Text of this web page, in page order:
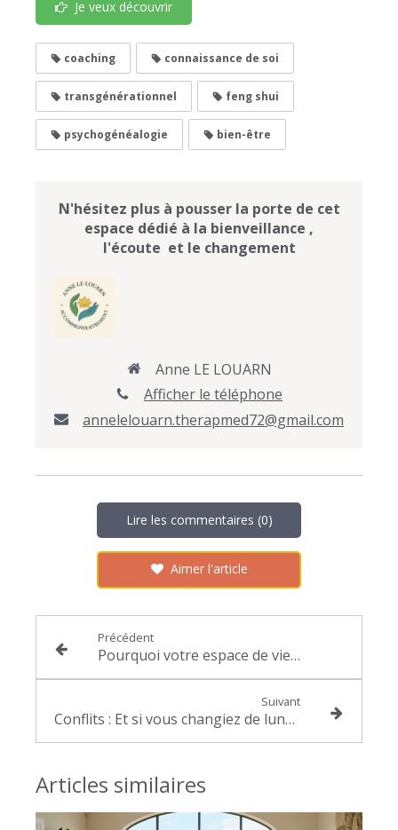
Je veux découvrir
coaching connaissance de soi
transgénérationnel feng shui
psychogénéalogie bien-être
N'hésitez plus à pousser la porte de cet
espace dédié à la bienveillance ,
l'écoute et le changement
Anne LE LOUARN
Afficher le téléphone
annelelouarn.therapmed72@gmail.com
Lire les commentaires (0)
Aimer l'article
Précédent
Pourquoi votre espace de vie vous empêche - t - il d'avancer dans votre vie ?
Suivant
Conflits : Et si vous changiez de lunettes pour enfin vous faire entendre ?
Articles similaires